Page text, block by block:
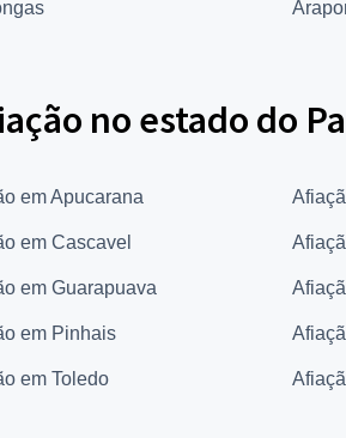
no estado do
em Apucarana
em Cascavel
em Guarapuava
em Pinhais
em Toledo